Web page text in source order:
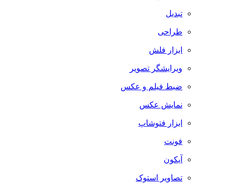
تبدیل
طراحی
ابزار فلش
ویرایشگر تصویر
ضبط فيلم و عكس
نمایش عکس
ابزار فتوشاپ
فونت
آیکون
تصاویر استوک